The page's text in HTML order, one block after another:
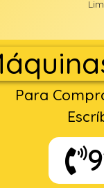
Para